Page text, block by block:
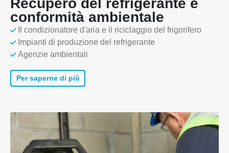
conformità ambientale
Il condizionatore d'aria e il riciclaggio del frigorifero
Impianti di produzione del refrigerante
Agenzie ambientali
Per saperne di più